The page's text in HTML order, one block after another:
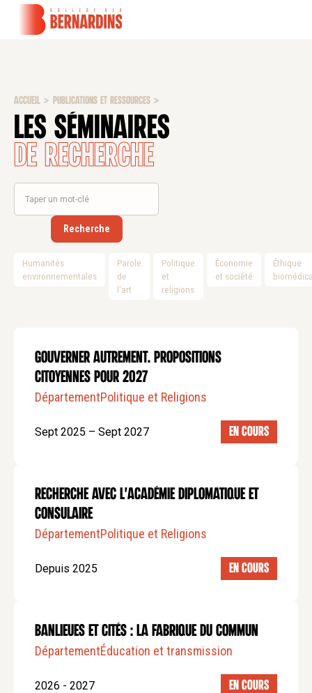
ACCUEIL > PUBLICATIONS ET RESSOURCES >
Les séminaires
de recherche
Humanités
environnementales
Parole
de
l'art
Politique
et
religions
Économie
et société
Éthique
GOUVERNER AUTREMENT. PROPOSITIONS
CITOYENNES POUR 2027
DépartementPolitique et Religions
Sept 2025 – Sept 2027 EN COURS
Recherche avec l'Académie diplomatique et
consulaire
DépartementPolitique et Religions
Depuis 2025 EN COURS
BANLIEUES ET CITÉS : LA FABRIQUE DU COMMUN
DépartementÉducation et transmission
2026 - 2027 EN COURS